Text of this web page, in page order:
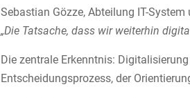
Sebastian Gözze, Abteilung IT-System
„Die Tatsache, dass wir weiterhin
Die zentrale Erkenntnis:
Entscheidungsprozess, der